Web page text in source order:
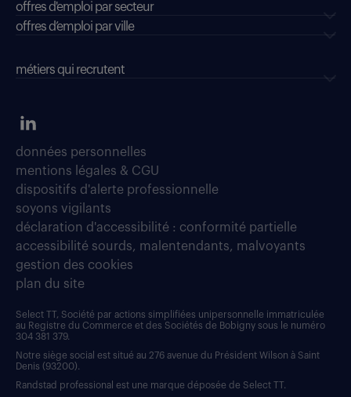
offres d'emploi par secteur
offres d’emploi par ville
métiers qui recrutent
données personnelles
mentions légales & CGU
dispositifs d'alerte professionnelle
soyons vigilants
déclaration d'accessibilité : conformité partielle
accessibilité sourds, malentendants, malvoyants
gestion des cookies
plan du site
Select TT, Société par actions simplifiées unipersonnelle immatriculée
au Registre du Commerce et des Sociétés de Bobigny sous le numéro
304 381 379.
Notre siège social est situé au 276 avenue du Président Wilson à Saint
Denis (93200).
Randstad professional est une marque déposée de Select TT.